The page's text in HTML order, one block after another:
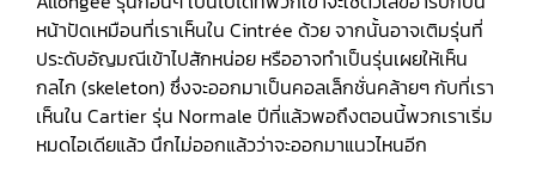
หน้าปัดเหมือนที่เราเห็นใน Cintrée ด้วย จากนั้นอาจเติมรุ่นที่
ประดับอัญมณีเข้าไปสักหน่อย หรืออาจทำเป็นรุ่นเผยให้เห็น
กลไก (skeleton) ซึ่งจะออกมาเป็นคอลเล็กชั่นคล้ายๆ กับที่เรา
เห็นใน Cartier รุ่น Normale ปีที่แล้วพอถึงตอนนี้พวกเราเริ่ม
หมดไอเดียแล้ว นึกไม่ออกแล้วว่าจะออกมาแนวไหนอีก